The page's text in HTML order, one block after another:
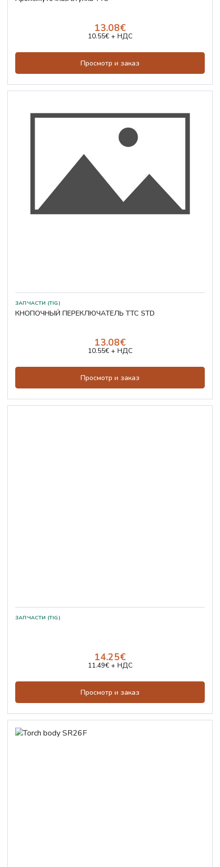
13.08€
10.55€ + НДС
Просмотр и заказ
ЗАПЧАСТИ (TIG)
КНОПОЧНЫЙ ПЕРЕКЛЮЧАТЕЛЬ TTC STD
13.08€
10.55€ + НДС
Просмотр и заказ
ЗАПЧАСТИ (TIG)
14.25€
11.49€ + НДС
Просмотр и заказ